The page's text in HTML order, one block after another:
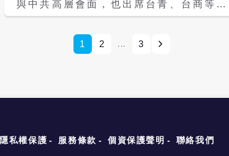
案，但檢方直到5月3日才上門搜索。 賴
檔，指揮廠商拆除煙霧偵測器內的攝影機
並將硬碟格式化。「監視器早不拆晚不
明是否有司法關說或洩密情事。 賴苡任
有分院，員工超過600人。2020年新冠
疫情期間，常如山亦曾向武漢捐贈大量醫
與中共高層會面，也出席台青、台商等活
動。港媒《香港01》今天（10日）指
期聚焦在戰爭與國安問題，反而忽略實際
在兩岸流動的群體，鄭麗文此行，表面以
服務平台美團創辦人王興，聚焦產業模
1 2 ... 3
隱私權保護 服務條款 個資保護聲明 聯絡我們